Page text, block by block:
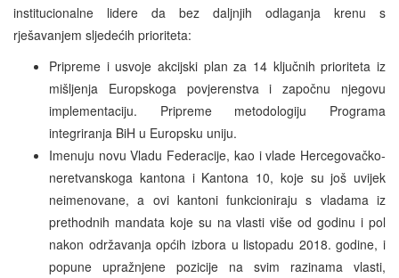
institucionalne lidere da bez daljnjih odlaganja krenu s
rješavanjem sljedećih prioriteta:
Pripreme i usvoje akcijski plan za 14 ključnih prioriteta iz
mišljenja Europskoga povjerenstva i započnu njegovu
implementaciju. Pripreme metodologiju Programa
integriranja BiH u Europsku uniju.
Imenuju novu Vladu Federacije, kao i vlade Hercegovačko-
neretvanskoga kantona i Kantona 10, koje su još uvijek
neimenovane, a ovi kantoni funkcioniraju s vladama iz
prethodnih mandata koje su na vlasti više od godinu i pol
nakon održavanja općih izbora u listopadu 2018. godine, i
popune upražnjene pozicije na svim razinama vlasti,